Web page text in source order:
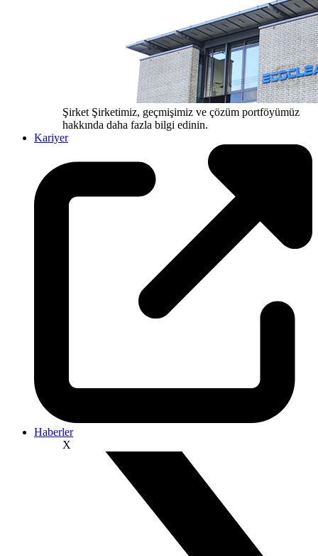
Şirket Şirketimiz, geçmişimiz ve çözüm portföyümüz
hakkında daha fazla bilgi edinin.
Kariyer
Haberler
X